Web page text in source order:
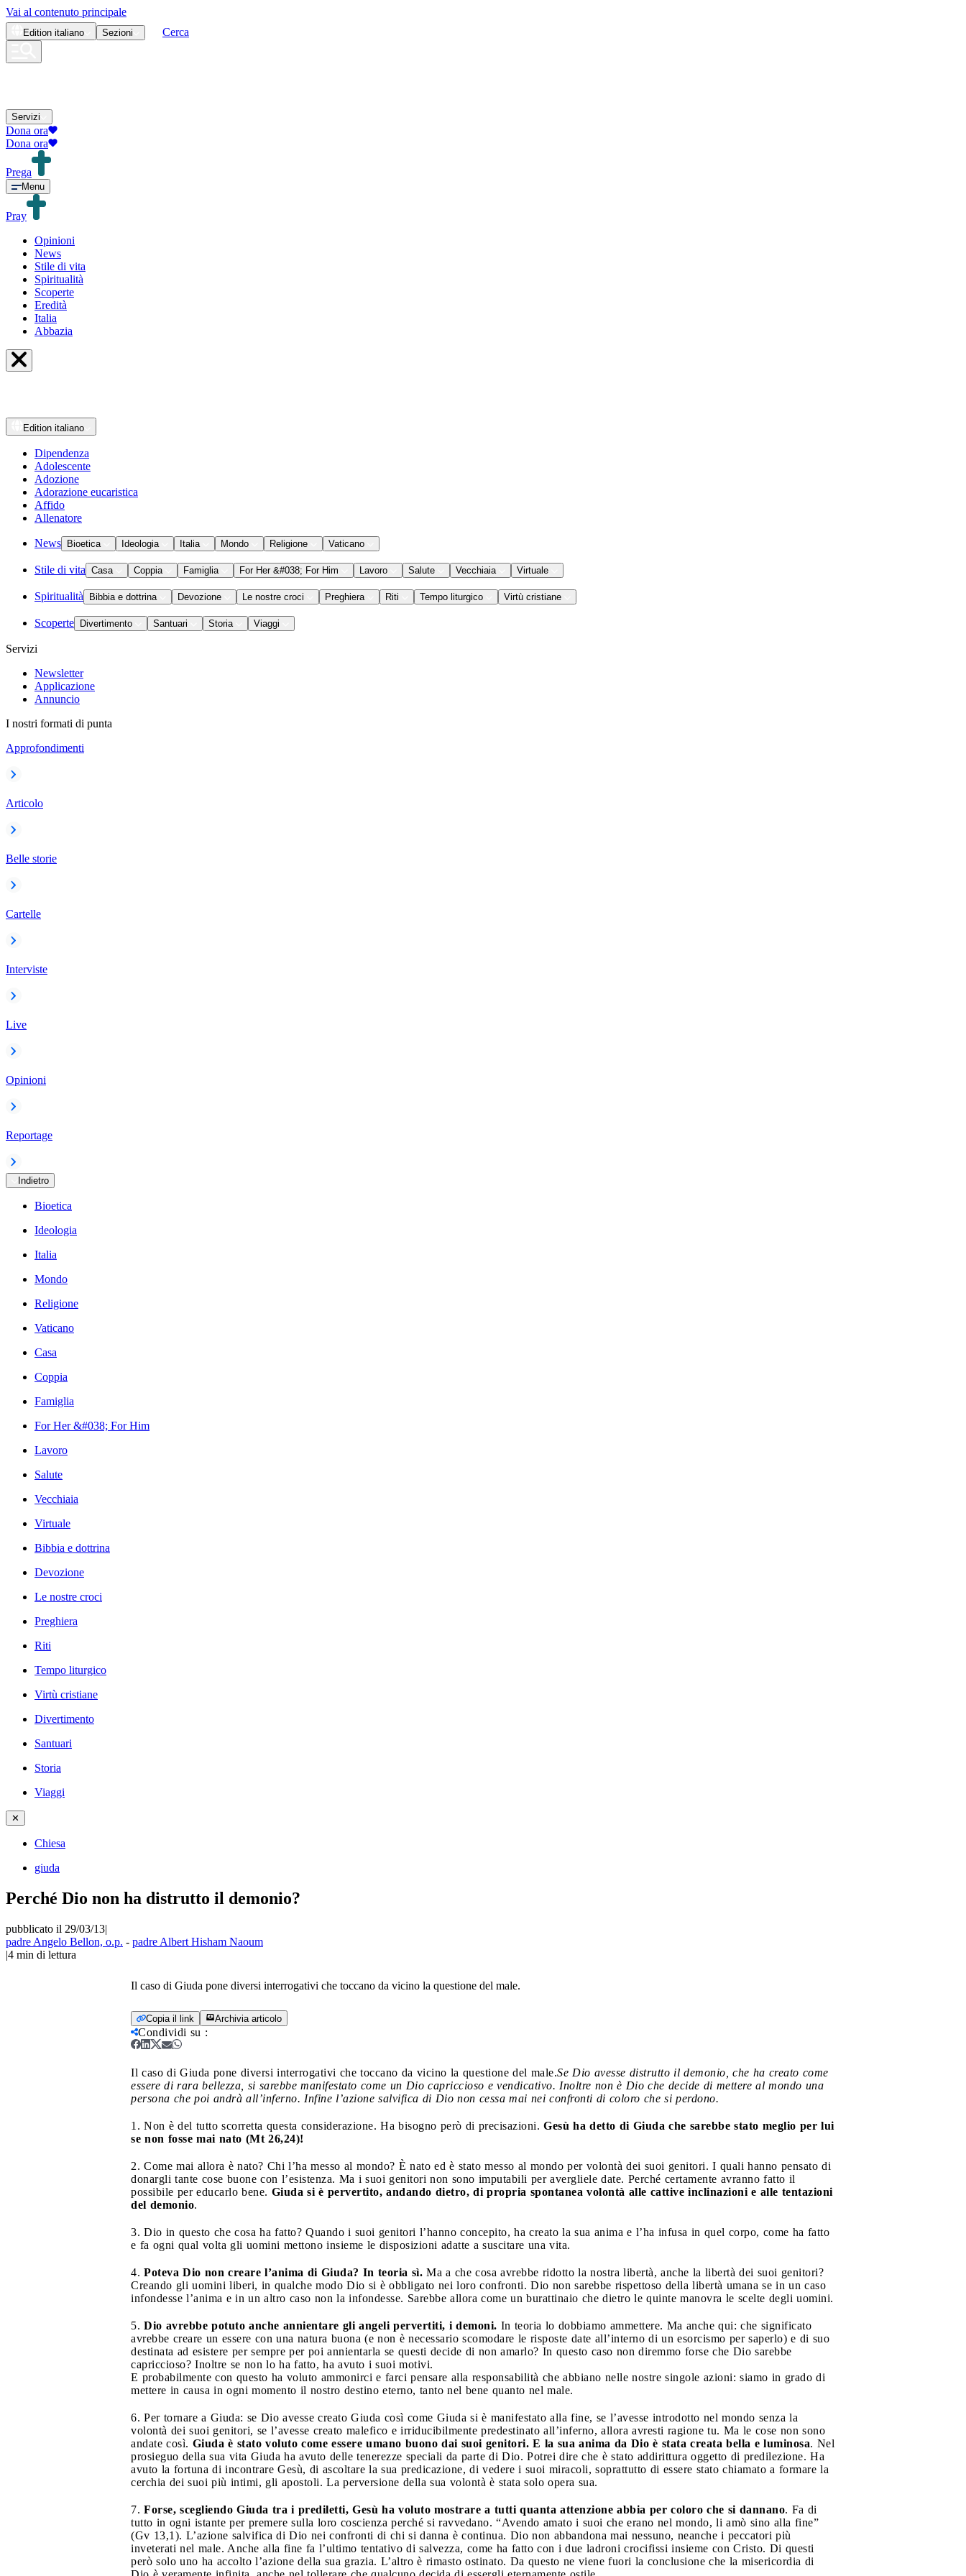
Vai al contenuto principale
Edition italiano Sezioni Cerca
Servizi
Dona ora
Dona ora
Prega
Menu
Pray
Opinioni
News
Stile di vita
Spiritualità
Scoperte
Eredità
Italia
Abbazia
Edition italiano
Dipendenza
Adolescente
Adozione
Adorazione eucaristica
Affido
Allenatore
News Bioetica Ideologia Italia Mondo Religione Vaticano
Stile di vita Casa Coppia Famiglia For Her &#038; For Him Lavoro Salute Vecchiaia Virtuale
Spiritualità Bibbia e dottrina Devozione Le nostre croci Preghiera Riti Tempo liturgico Virtù cristiane
Scoperte Divertimento Santuari Storia Viaggi
Servizi
Newsletter
Applicazione
Annuncio
I nostri formati di punta
Approfondimenti
Articolo
Belle storie
Cartelle
Interviste
Live
Opinioni
Reportage
Indietro
Bioetica
Ideologia
Italia
Mondo
Religione
Vaticano
Casa
Coppia
Famiglia
For Her &#038; For Him
Lavoro
Salute
Vecchiaia
Virtuale
Bibbia e dottrina
Devozione
Le nostre croci
Preghiera
Riti
Tempo liturgico
Virtù cristiane
Divertimento
Santuari
Storia
Viaggi
✕
Chiesa
giuda
Perché Dio non ha distrutto il demonio?
pubblicato il 29/03/13|
padre Angelo Bellon, o.p. - padre Albert Hisham Naoum
|4 min di lettura
Il caso di Giuda pone diversi interrogativi che toccano da vicino la questione del male.
Copia il link Archivia articolo
Condividi su :
Il caso di Giuda pone diversi interrogativi che toccano da vicino la questione del male.Se Dio avesse distrutto il demonio, che ha creato come
essere di rara bellezza, si sarebbe manifestato come un Dio capriccioso e vendicativo. Inoltre non è Dio che decide di mettere al mondo una
persona che poi andrà all’inferno. Infine l’azione salvifica di Dio non cessa mai nei confronti di coloro che si perdono.
1. Non è del tutto scorretta questa considerazione. Ha bisogno però di precisazioni. Gesù ha detto di Giuda che sarebbe stato meglio per lui
se non fosse mai nato (Mt 26,24)!
2. Come mai allora è nato? Chi l’ha messo al mondo? È nato ed è stato messo al mondo per volontà dei suoi genitori. I quali hanno pensato di
donargli tante cose buone con l’esistenza. Ma i suoi genitori non sono imputabili per avergliele date. Perché certamente avranno fatto il
possibile per educarlo bene. Giuda si è pervertito, andando dietro, di propria spontanea volontà alle cattive inclinazioni e alle tentazioni
del demonio.
3. Dio in questo che cosa ha fatto? Quando i suoi genitori l’hanno concepito, ha creato la sua anima e l’ha infusa in quel corpo, come ha fatto
e fa ogni qual volta gli uomini mettono insieme le disposizioni adatte a suscitare una vita.
4. Poteva Dio non creare l’anima di Giuda? In teoria sì. Ma a che cosa avrebbe ridotto la nostra libertà, anche la libertà dei suoi genitori?
Creando gli uomini liberi, in qualche modo Dio si è obbligato nei loro confronti. Dio non sarebbe rispettoso della libertà umana se in un caso
infondesse l’anima e in un altro caso non la infondesse. Sarebbe allora come un burattinaio che dietro le quinte manovra le scelte degli uomini.
5. Dio avrebbe potuto anche annientare gli angeli pervertiti, i demoni. In teoria lo dobbiamo ammettere. Ma anche qui: che significato
avrebbe creare un essere con una natura buona (e non è necessario scomodare le risposte date all’interno di un esorcismo per saperlo) e di suo
destinata ad esistere per sempre per poi annientarla se questi decide di non amarlo? In questo caso non diremmo forse che Dio sarebbe
capriccioso? Inoltre se non lo ha fatto, ha avuto i suoi motivi.
E probabilmente con questo ha voluto ammonirci e farci pensare alla responsabilità che abbiano nelle nostre singole azioni: siamo in grado di
mettere in causa in ogni momento il nostro destino eterno, tanto nel bene quanto nel male.
6. Per tornare a Giuda: se Dio avesse creato Giuda così come Giuda si è manifestato alla fine, se l’avesse introdotto nel mondo senza la
volontà dei suoi genitori, se l’avesse creato malefico e irriducibilmente predestinato all’inferno, allora avresti ragione tu. Ma le cose non sono
andate così. Giuda è stato voluto come essere umano buono dai suoi genitori. E la sua anima da Dio è stata creata bella e luminosa. Nel
prosieguo della sua vita Giuda ha avuto delle tenerezze speciali da parte di Dio. Potrei dire che è stato addirittura oggetto di predilezione. Ha
avuto la fortuna di incontrare Gesù, di ascoltare la sua predicazione, di vedere i suoi miracoli, soprattutto di essere stato chiamato a formare la
cerchia dei suoi più intimi, gli apostoli. La perversione della sua volontà è stata solo opera sua.
7. Forse, scegliendo Giuda tra i prediletti, Gesù ha voluto mostrare a tutti quanta attenzione abbia per coloro che si dannano. Fa di
tutto in ogni istante per premere sulla loro coscienza perché si ravvedano. “Avendo amato i suoi che erano nel mondo, li amò sino alla fine”
(Gv 13,1). L’azione salvifica di Dio nei confronti di chi si danna è continua. Dio non abbandona mai nessuno, neanche i peccatori più
inveterati nel male. Anche alla fine fa l’ultimo tentativo di salvezza, come ha fatto con i due ladroni crocifissi insieme con Cristo. Di questi
però solo uno ha accolto l’azione della sua grazia. L’altro è rimasto ostinato. Da questo ne viene fuori la conclusione che la misericordia di